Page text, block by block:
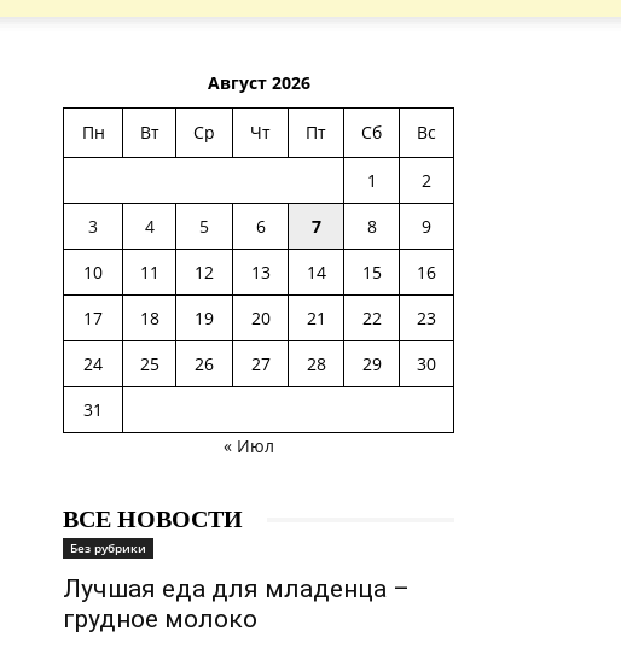
Август 2026
Пн Вт Ср Чт Пт Сб Вс
1
2
3
4 5 6 7 8
9
10
11 12 13 14 15
16
17
18 19 20 21 22
23
24
25 26 27 28 29
30
31
« Июл
ВСЕ НОВОСТИ
Без рубрики
Лучшая еда для младенца –
грудное молоко